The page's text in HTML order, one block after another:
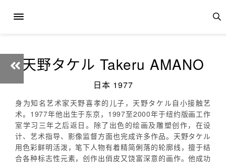
天野タケル Takeru AMANO
日本 1977
身为知名艺术家天野喜孝的儿子，天野タケル自小接触艺
术。1977年他出生于东京，1997至2000年于纽约版画工作
室学习三年之后返日。除了出色的绘画及雕塑创作，在设
计、艺术指导、影像监督方面也完成许多作品。天野タケル
用色彩鲜明活泼，笔下人物有着精简俐落的轮廓线，擅于结
合各种标志性元素，创作出俏皮又饶富深意的画作。他成功